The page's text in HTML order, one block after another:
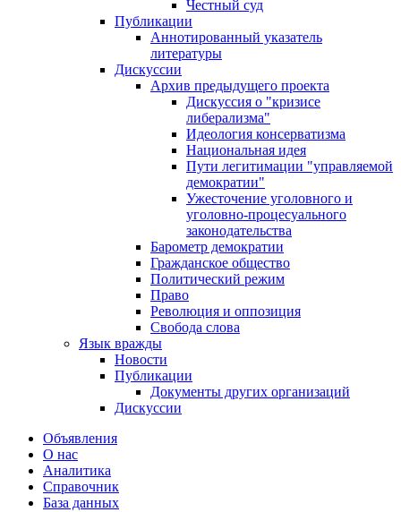
Честный суд
Публикации
Аннотированный указатель
литературы
Дискуссии
Архив предыдущего проекта
Дискуссия о "кризисе
либерализма"
Идеология консерватизма
Национальная идея
Пути легитимации "управляемой
демократии"
Ужесточение уголовного и
уголовно-процесуального
законодательства
Барометр демократии
Гражданское общество
Политический режим
Право
Революция и оппозиция
Свобода слова
Язык вражды
Новости
Публикации
Документы других организаций
Дискуссии
Объявления
О нас
Аналитика
Справочник
База данных